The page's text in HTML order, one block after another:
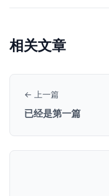
相关文章
← 上一篇
已经是第一篇